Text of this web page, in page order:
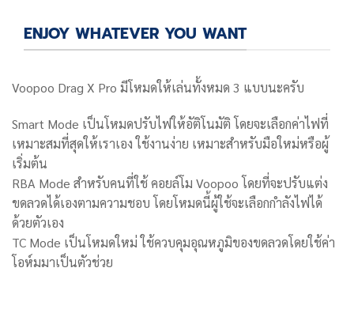
ENJOY WHATEVER YOU WANT
Voopoo Drag X Pro มีโหมดให้เล่นทั้งหมด 3 แบบนะครับ
Smart Mode เป็นโหมดปรับไฟให้อัติโนมัติ โดยจะเลือกค่าไฟที่
เหมาะสมที่สุดให้เราเอง ใช้งานง่าย เหมาะสำหรับมือใหม่หรือผู้
เริ่มต้น
RBA Mode สำหรับคนที่ใช้ คอยล์โม Voopoo โดยที่จะปรับแต่ง
ขดลวดได้เองตามความชอบ โดยโหมดนี้ผู้ใช้จะเลือกกำลังไฟได้
ด้วยตัวเอง
TC Mode เป็นโหมดใหม่ ใช้ควบคุมอุณหภูมิของขดลวดโดยใช้ค่า
โอห์มมาเป็นตัวช่วย